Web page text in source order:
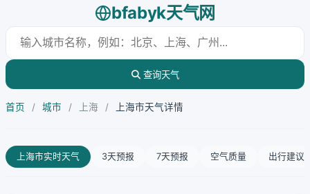
bfabyk天气网
查询天气
首页 / 城市 / 上海 / 上海市天气详情
上海市实时天气 3天预报 7天预报 空气质量 出行建议